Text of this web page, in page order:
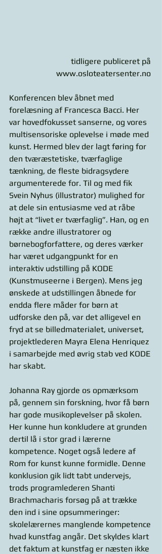
tidligere publiceret på
www.osloteatersenter.no
Konferencen blev åbnet med
forelæsning af Francesca Bacci. Her
var hovedfokusset sanserne, og vores
multisensoriske oplevelse i møde med
kunst. Hermed blev der lagt føring for
den tværæstetiske, tværfaglige
tænkning, de fleste bidragsydere
argumenterede for. Til og med fik
Svein Nyhus (illustrator) mulighed for
at dele sin entusiasme ved at råbe
højt at “livet er tværfaglig”. Han, og en
række andre illustratorer og
børnebogforfattere, og deres værker
har været udgangpunkt for en
interaktiv udstilling på KODE
(Kunstmuseerne i Bergen). Mens jeg
ønskede at udstillingen åbnede for
endda flere måder for børn at
udforske den på, var det alligevel en
fryd at se billedmaterialet, universet,
projektlederen Mayra Elena Henriquez
i samarbejde med øvrig stab ved KODE
har skabt.
Johanna Ray gjorde os opmærksom
på, gennem sin forskning, hvor få børn
har gode musikoplevelser på skolen.
Her kunne hun konkludere at grunden
dertil lå i stor grad i lærerne
kompetence. Noget også ledere af
Rom for kunst kunne formidle. Denne
konklusion gik lidt tabt undervejs,
trods programlederen Shanti
Brachmacharis forsøg på at trække
den ind i sine opsummeringer:
skolelærernes manglende kompetence
hvad kunstfag angår. Det skyldes klart
det faktum at kunstfag er næsten ikke